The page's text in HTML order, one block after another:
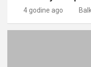
4 godine ago